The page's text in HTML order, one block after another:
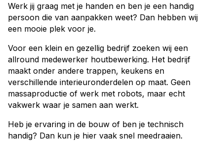
Werk jij graag met je handen en ben je een handig
persoon die van aanpakken weet? Dan hebben wij
een mooie plek voor je.
Voor een klein en gezellig bedrijf zoeken wij een
allround medewerker houtbewerking. Het bedrijf
maakt onder andere trappen, keukens en
verschillende interieuronderdelen op maat. Geen
massaproductie of werk met robots, maar echt
vakwerk waar je samen aan werkt.
Heb je ervaring in de bouw of ben je technisch
handig? Dan kun je hier vaak snel meedraaien.